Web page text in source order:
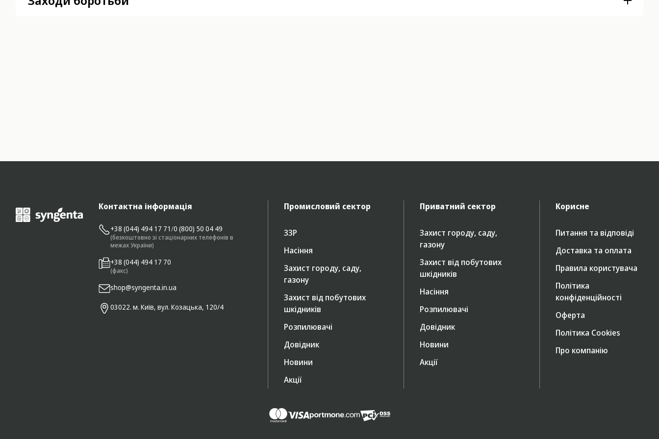
Контактна інформація
+38 (044) 494 17 71/0 (800) 50 04 49
(безкоштовно зі стаціонарних телефонів в
межах України)
+38 (044) 494 17 70
(факс)
shop@syngenta.in.ua
03022. м. Київ, вул. Козацька, 120/4
Промисловий сектор
ЗЗР
Насіння
Захист городу, саду,
газону
Захист від побутових
шкідників
Розпилювачі
Довідник
Новини
Акції
Приватний сектор
Захист городу, саду,
газону
Захист від побутових
шкідників
Насіння
Розпилювачі
Довідник
Новини
Акції
Корисне
Питання та відповіді
Доставка та оплата
Правила користувача
Політика
конфіденційності
Оферта
Політика Cookies
Про компанію